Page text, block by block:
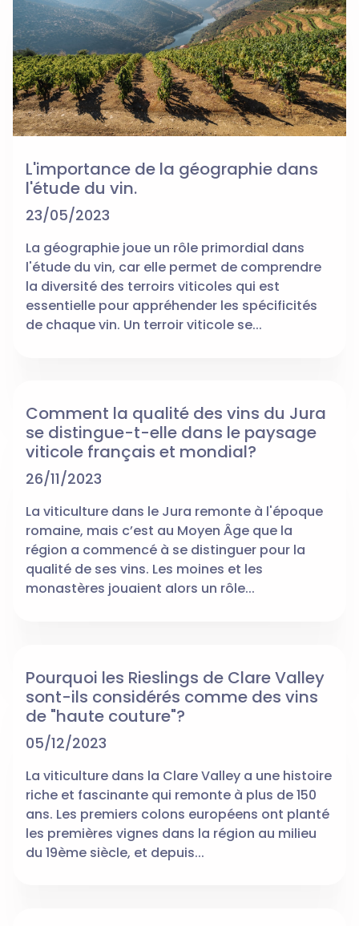
L'importance de la géographie dans
l'étude du vin.
23/05/2023
La géographie joue un rôle primordial dans
l'étude du vin, car elle permet de comprendre
la diversité des terroirs viticoles qui est
essentielle pour appréhender les spécificités
de chaque vin. Un terroir viticole se...
Comment la qualité des vins du Jura
se distingue-t-elle dans le paysage
viticole français et mondial?
26/11/2023
La viticulture dans le Jura remonte à l'époque
romaine, mais c’est au Moyen Âge que la
région a commencé à se distinguer pour la
qualité de ses vins. Les moines et les
monastères jouaient alors un rôle...
Pourquoi les Rieslings de Clare Valley
sont-ils considérés comme des vins
de "haute couture"?
05/12/2023
La viticulture dans la Clare Valley a une histoire
riche et fascinante qui remonte à plus de 150
ans. Les premiers colons européens ont planté
les premières vignes dans la région au milieu
du 19ème siècle, et depuis...